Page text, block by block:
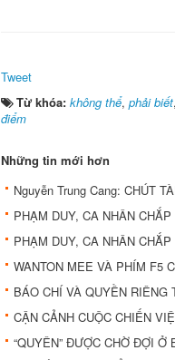
Tweet
Từ khóa: không thể, phải biết,
điểm
Những tin mới hơn
Nguyễn Trung Cang: CHÚT
PHẠM DUY, CA NHÂN
PHẠM DUY, CA NHÂN
WANTON MEE VÀ PHÍM F5
BÁO CHÍ VÀ QUYỀN RIÊNG
CẬN CẢNH CUỘC CHIẾN
“QUYÊN” ĐƯỢC CHỜ ĐỢI Ở